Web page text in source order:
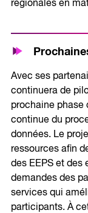
régionales en
Avec ses
continuera de
prochaine phase
continue du
données. Le
ressources afin
des EEPS et
demandes des
services qui
participants. À